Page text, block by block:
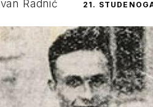
Ivan Radnić 21.